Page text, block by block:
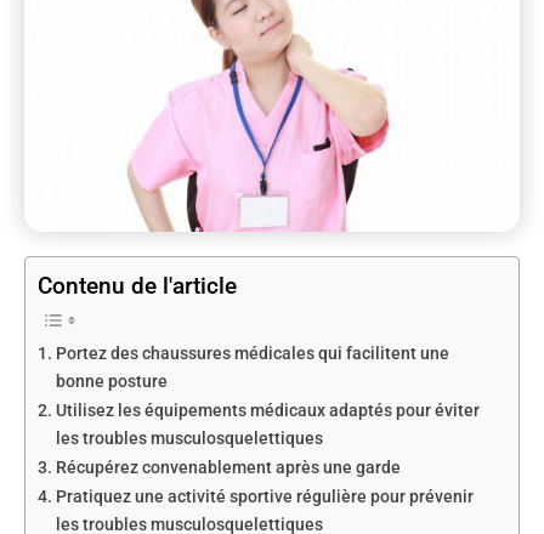
Contenu de l'article
Portez des chaussures médicales qui facilitent une
bonne posture
Utilisez les équipements médicaux adaptés pour éviter
les troubles musculosquelettiques
Récupérez convenablement après une garde
Pratiquez une activité sportive régulière pour prévenir
les troubles musculosquelettiques